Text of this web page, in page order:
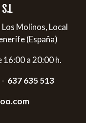
Molinos, Local
(España)
a 20:00 h.
- 637 635 513